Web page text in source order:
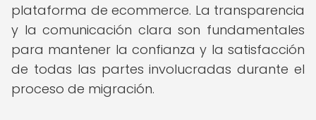
plataforma de ecommerce. La transparencia
y la comunicación clara son fundamentales
para mantener la confianza y la satisfacción
de todas las partes involucradas durante el
proceso de migración.